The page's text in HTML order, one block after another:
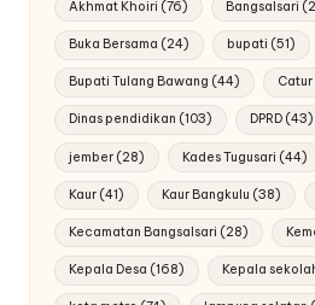
Akhmat Khoiri (76) Bangsalsari
Buka Bersama (24) bupati (51)
Bupati Tulang Bawang (44) Catur
Dinas pendidikan (103) DPRD(43)
jember (28) Kades Tugusari (44)
Kaur (41) Kaur Bangkulu (38)
Kecamatan Bangsalsari (28)
Kepala Desa (168) Kepala